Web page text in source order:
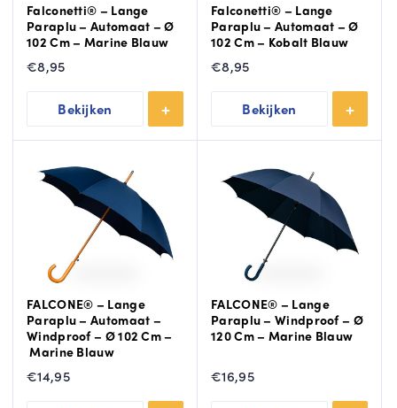
Falconetti® – Lange
Paraplu – Automaat – Ø
102 Cm – Marine Blauw
€8,95
Bekijken
Falconetti® – Lange
Paraplu – Automaat – Ø
102 Cm – Kobalt Blauw
€8,95
Bekijken
FALCONE® – Lange
Paraplu – Automaat –
Windproof – Ø 102 Cm –
Marine Blauw
€14,95
FALCONE® – Lange
Paraplu – Windproof – Ø
120 Cm – Marine Blauw
€16,95